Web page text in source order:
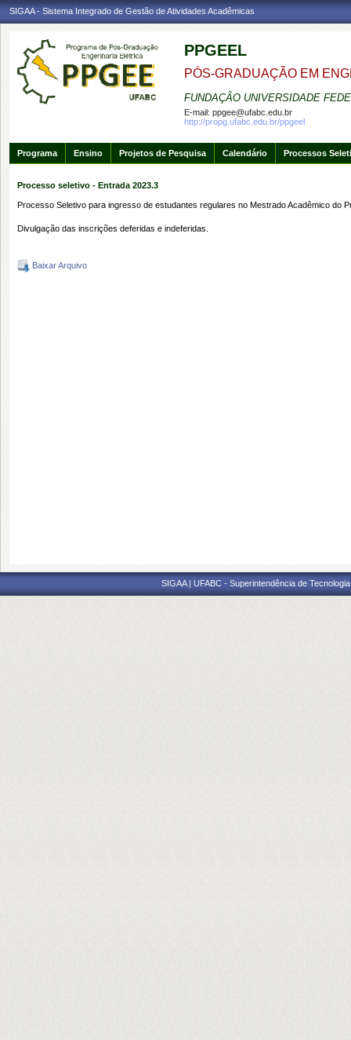
SIGAA - Sistema Integrado de Gestão de Atividades Acadêmicas
PPGEEL
PÓS-GRADUAÇÃO EM
FUNDAÇÃO UNIVERSIDADE
E-mail: ppgee@ufabc.edu.br
http://propg.ufabc.edu.br/ppgeel
Programa Ensino Projetos de Pesquisa Calendário Processos
Processo seletivo - Entrada 2023.3
Processo Seletivo para ingresso de estudantes regulares no Mestrado Acadêmico do
Divulgação das inscrições deferidas e indeferidas.
Baixar Arquivo
SIGAA | UFABC - Superintendência de